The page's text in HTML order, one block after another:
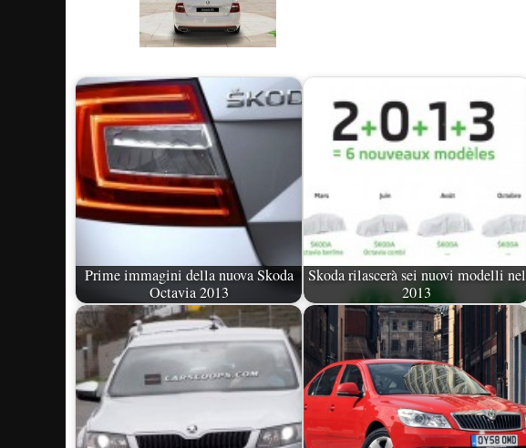
Prime immagini della nuova Skoda
Octavia 2013
Skoda rilascerà sei nuovi modelli nel
2013